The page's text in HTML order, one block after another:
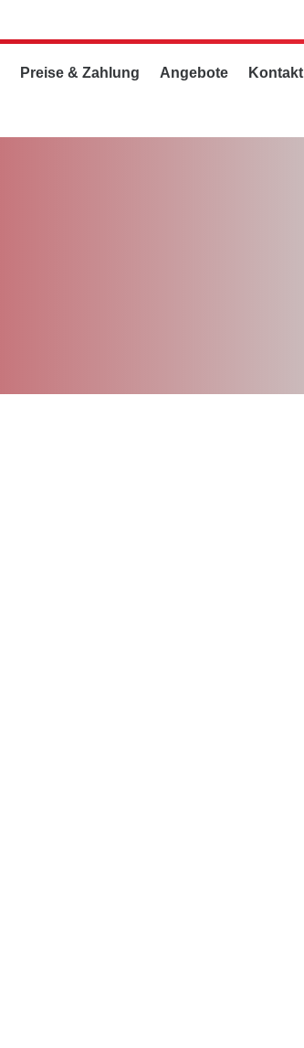
Preise & Zahlung Angebote Kontakt